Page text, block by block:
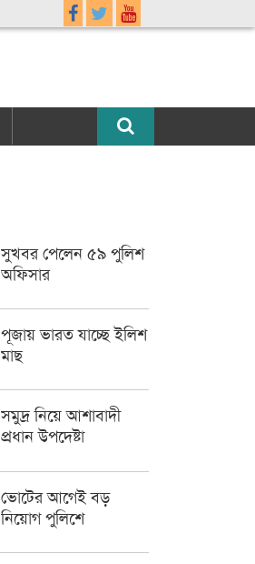
সুখবর পেলেন ৫৯ পুলিশ
অফিসার
পূজায় ভারত যাচ্ছে ইলিশ
মাছ
সমুদ্র নিয়ে আশাবাদী
প্রধান উপদেষ্টা
ভোটের আগেই বড়
নিয়োগ পুলিশে